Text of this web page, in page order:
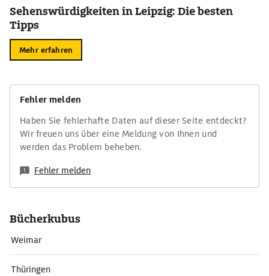
Sehenswürdigkeiten in Leipzig: Die besten
Tipps
Mehr erfahren
Fehler melden
Haben Sie fehlerhafte Daten auf dieser Seite entdeckt?
Wir freuen uns über eine Meldung von Ihnen und
werden das Problem beheben.
Fehler melden
Bücherkubus
Weimar
Thüringen